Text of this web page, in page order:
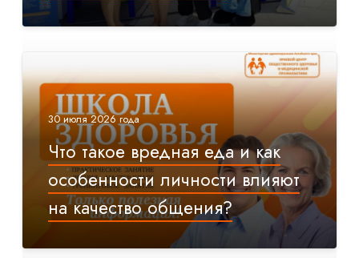
30 июля 2026 года
Что такое вредная еда и как
особенности личности влияют
на качество общения?